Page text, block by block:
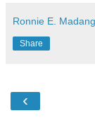
Ronnie E.
Share
‹